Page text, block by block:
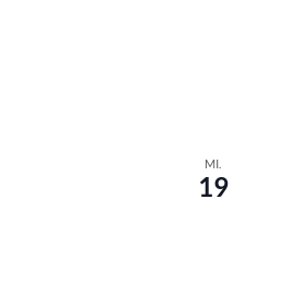
MI.
19